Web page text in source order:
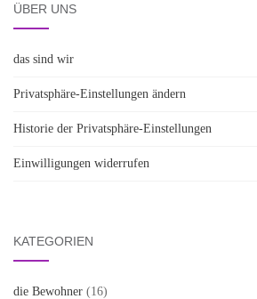
ÜBER UNS
das sind wir
Privatsphäre-Einstellungen ändern
Historie der Privatsphäre-Einstellungen
Einwilligungen widerrufen
KATEGORIEN
die Bewohner (16)